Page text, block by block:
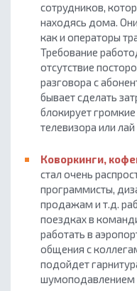
сотрудников,
находясь дома.
как и операторы
Требование
отсутствие
разговора с
бывает сделать
блокирует
телевизора или лай
Коворкинги,
стал очень
программисты,
продажам и т.д.
поездках в
работать в
общения с
подойдет
шумоподавлением